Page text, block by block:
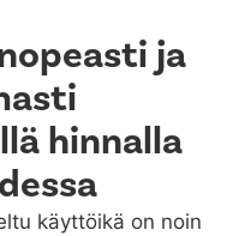
ja
hinnalla
käyttöikä on noin